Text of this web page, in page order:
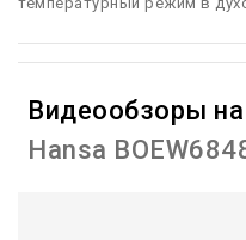
Видеообзоры на
Hansa